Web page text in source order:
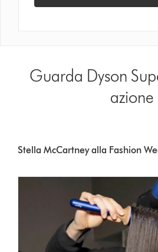
Guarda Dyson
azione
Stella McCartney alla Fashion